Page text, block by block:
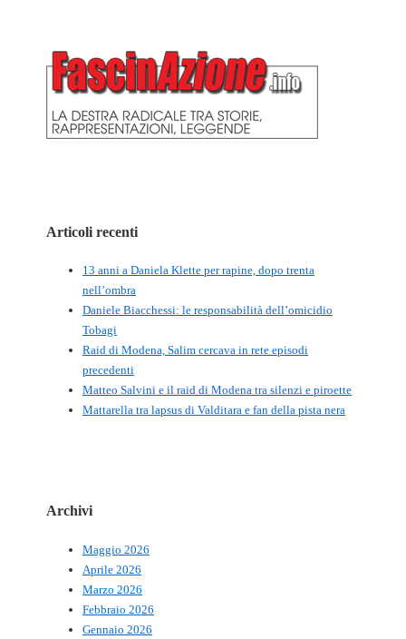
Articoli recenti
13 anni a Daniela Klette per rapine, dopo trenta
nell’ombra
Daniele Biacchessi: le responsabilità dell’omicidio
Tobagi
Raid di Modena, Salim cercava in rete episodi
precedenti
Matteo Salvini e il raid di Modena tra silenzi e piroette
Mattarella tra lapsus di Valditara e fan della pista nera
Archivi
Maggio 2026
Aprile 2026
Marzo 2026
Febbraio 2026
Gennaio 2026